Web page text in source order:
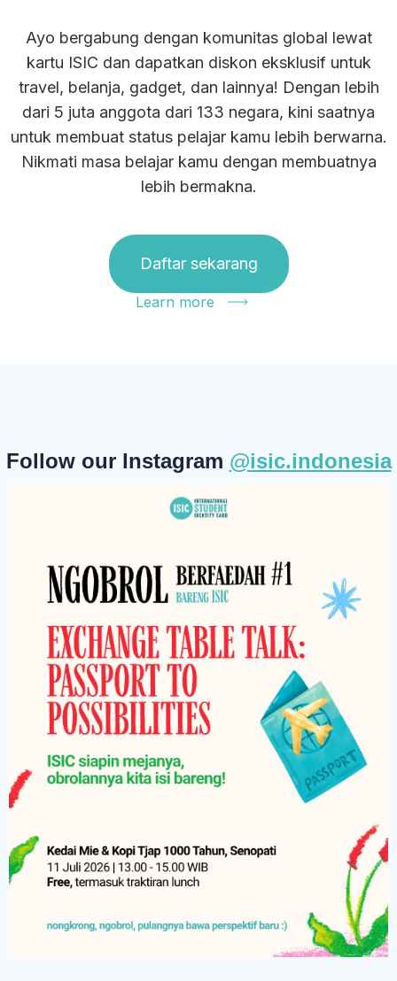
Ayo bergabung dengan komunitas global lewat
kartu ISIC dan dapatkan diskon eksklusif untuk
travel, belanja, gadget, dan lainnya! Dengan lebih
dari 5 juta anggota dari 133 negara, kini saatnya
untuk membuat status pelajar kamu lebih berwarna.
Nikmati masa belajar kamu dengan membuatnya
lebih bermakna.
Daftar sekarang
Learn more
Follow our Instagram @isic.indonesia